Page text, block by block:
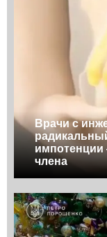
Врачи с
импотенции
члена